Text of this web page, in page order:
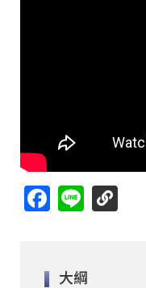
Facebook
Line
大綱